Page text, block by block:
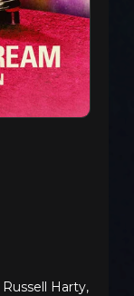
Russell Harty,